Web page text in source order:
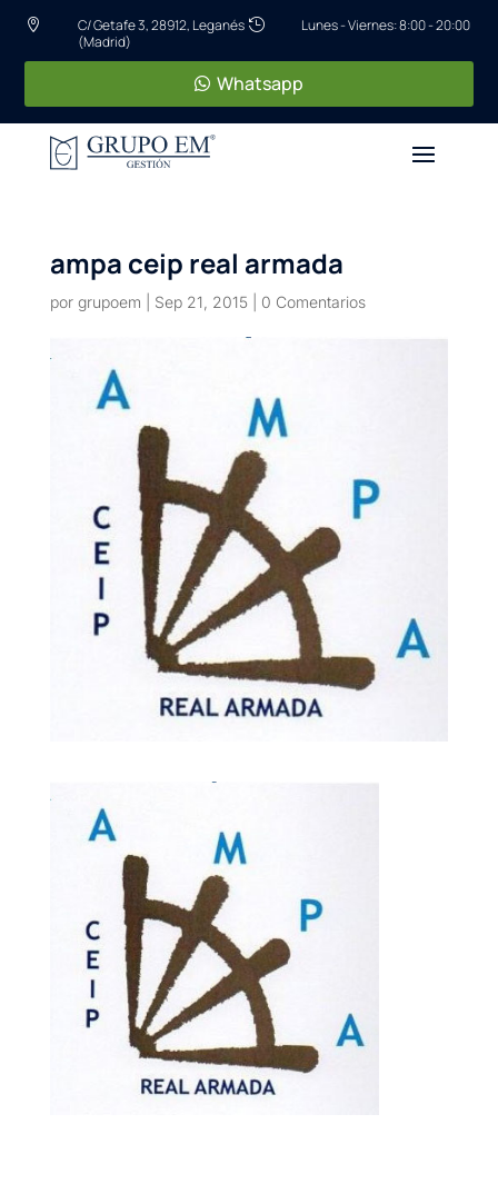

C/ Getafe 3, 28912, Leganés
(Madrid)
 Lunes - Viernes: 8:00 - 20:00
Whatsapp
ampa ceip real armada
por grupoem Sep 21, 2015| 0 Comentarios